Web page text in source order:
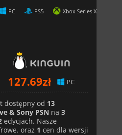
PC PS5 Xbox Series X
127.69zł PC
dostępny od 13
& Sony PSN na 3
edycjach. Nasze
oraz 1 cen dla wersji